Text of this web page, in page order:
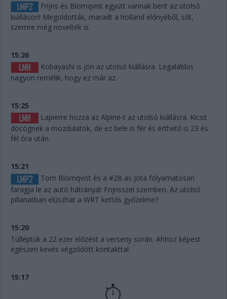
Frijns és Blomqvist együtt vannak bent az utolsó
kiálláson! Megoldották, maradt a holland előnyéből, sőt,
szemre még növelték is.
15:26
Kobayashi is jön az utolsó kiállásra. Legalábbis
nagyon remélik, hogy ez már az.
15:25
Lapierre hozza az Alpine-t az utolsó kiállásra. Kicsit
döcögnek a mozdulatok, de ez bele is fér és érthető is 23 és
fél óra után.
15:21
Tom Blomqvist és a #28-as Jota folyamatosan
faragja le az autó hátrányát Frijnsszel szemben. Az utolsó
pillanatban elúszhat a WRT kettős győzelme?
15:20
Túlléptük a 22 ezer előzést a verseny során. Ahhoz képest
egészen kevés végződött kontakttal.
15:17